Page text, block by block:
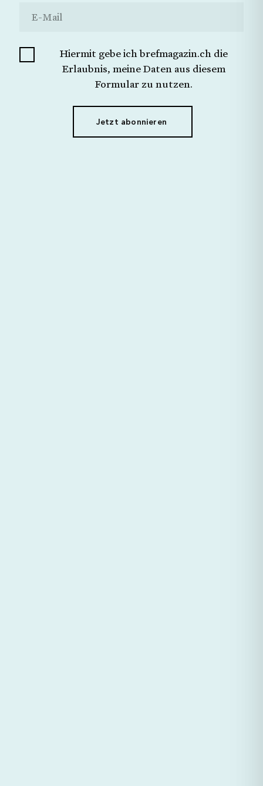
Schliessen Jetzt Senden
Hiermit gebe ich brefmagazin.ch die Erlaubnis,
meine Daten aus diesem Formular zu nutzen.
Jetzt abonnieren
Hiermit gebe ich brefmagazin.ch die
Erlaubnis, meine Daten aus diesem
Formular zu nutzen.
Jetzt abonnieren